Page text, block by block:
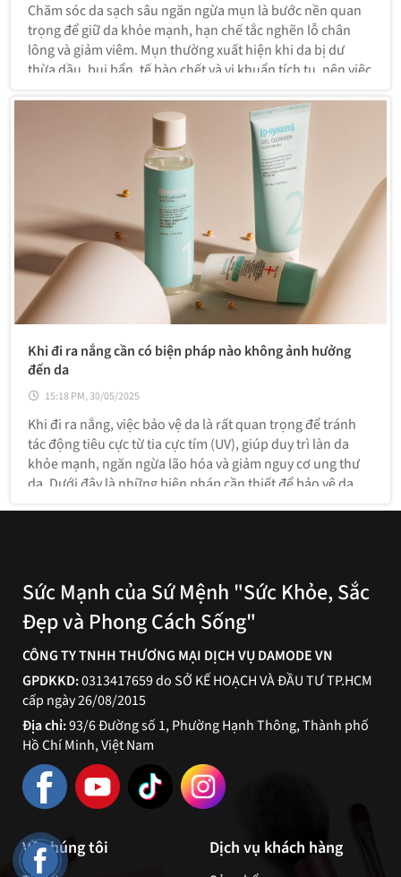
Chăm sóc da sạch sâu ngăn ngừa mụn là bước nền quan
trọng để giữ da khỏe mạnh, hạn chế tắc nghẽn lỗ chân
lông và giảm viêm. Mụn thường xuất hiện khi da bị dư
thừa dầu, bụi bẩn, tế bào chết và vi khuẩn tích tụ, nên việc
Khi đi ra nắng cần có biện pháp nào không ảnh hưởng
đến da
15:18 PM, 30/05/2025
Khi đi ra nắng, việc bảo vệ da là rất quan trọng để tránh
tác động tiêu cực từ tia cực tím (UV), giúp duy trì làn da
khỏe mạnh, ngăn ngừa lão hóa và giảm nguy cơ ung thư
da. Dưới đây là những biện pháp cần thiết để bảo vệ da
Sức Mạnh của Sứ Mệnh "Sức Khỏe, Sắc
Đẹp và Phong Cách Sống"
CÔNG TY TNHH THƯƠNG MẠI DỊCH VỤ DAMODE VN
GPDKKD:0313417659 do SỞ KẾ HOẠCH VÀ ĐẦU TƯ TP.HCM
cấp ngày 26/08/2015
Địa chỉ:93/6 Đường số 1, Phường Hạnh Thông, Thành phố
Hồ Chí Minh, Việt Nam
Về chúng tôi Dịch vụ khách hàng